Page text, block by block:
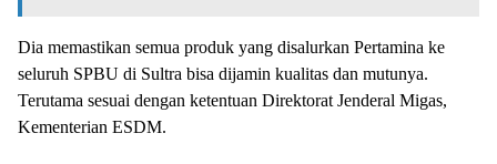
Dia memastikan semua produk yang disalurkan Pertamina ke
seluruh SPBU di Sultra bisa dijamin kualitas dan mutunya.
Terutama sesuai dengan ketentuan Direktorat Jenderal Migas,
Kementerian ESDM.